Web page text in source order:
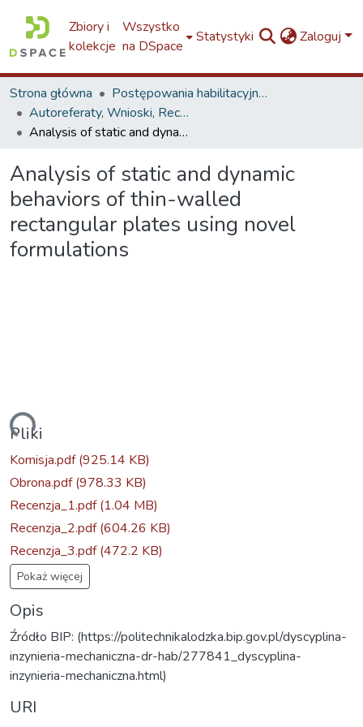
Zbiory i
kolekcje
Wszystko
na DSpace
Statystyki Zaloguj
Strona główna
Postępowania habilitacyjne / Post-doctoral Dissertations - proceedings
Autoreferaty, Wnioski, Recenzje
Analysis of static and dynamic behaviors of thin-walled rectangular plates using novel formulations
Analysis of static and dynamic
behaviors of thin-walled
rectangular plates using novel
formulations
Pliki
Komisja.pdf(925.14 KB)
Obrona.pdf(978.33 KB)
Recenzja_1.pdf(1.04 MB)
Recenzja_2.pdf(604.26 KB)
Recenzja_3.pdf(472.2 KB)
Pokaż więcej
Opis
Źródło BIP: (https://politechnikalodzka.bip.gov.pl/dyscyplina-
inzynieria-mechaniczna-dr-hab/277841_dyscyplina-
inzynieria-mechaniczna.html)
URI